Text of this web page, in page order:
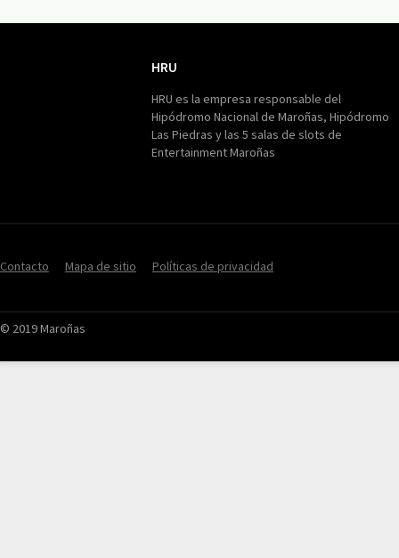
HRU
HRU es la empresa responsable del
Hipódromo Nacional de Maroñas, Hipódromo
Las Piedras y las 5 salas de slots de
Entertainment Maroñas
Contacto Mapa de sitio Políticas de privacidad
© 2019 Maroñas